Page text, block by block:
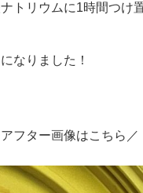
トリウムに1時間つけ
なりました！
フター画像はこちら／